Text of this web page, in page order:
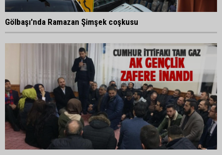
Gölbaşı'nda Ramazan Şimşek coşkusu